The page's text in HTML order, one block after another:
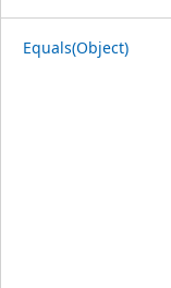
Equals(Object)